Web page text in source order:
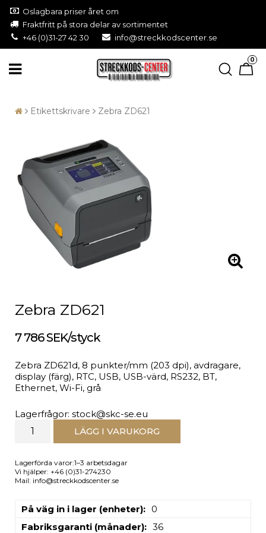
Oslagbara priser året om
Fraktfritt på stora delar av sortimentet
+46 (0)31-27 42 30
info@streckkodscenter.se
0
Etikettskrivare Zebra ZD621
Zebra ZD621
7 786 SEK/styck
Zebra ZD621d, 8 punkter/mm (203 dpi), avdragare,
display (färg), RTC, USB, USB-värd, RS232, BT,
Ethernet, Wi-Fi, grå
Lagerfrågor: stock@skc-se.eu
LÄGG I VARUKORG
Lagerförda varor:1–3 arbetsdagar
Vi hjälper: +46 (0)31-274230
Mail: info@streckkodscenter.se
På väg in i lager (enheter)
0
Fabriksgaranti (månader)
36